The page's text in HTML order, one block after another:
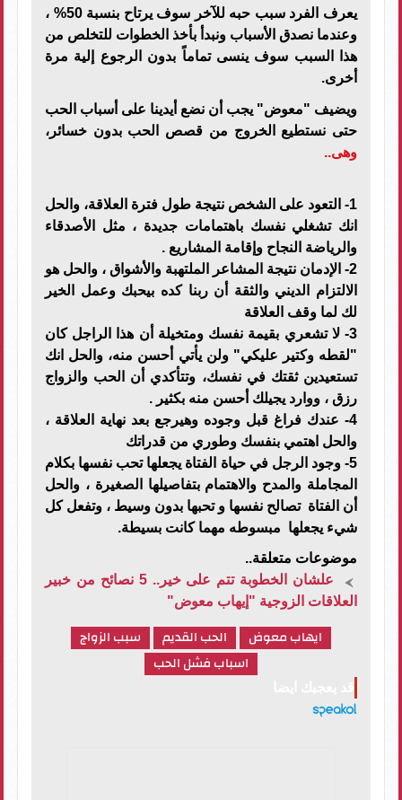
يعرف الفرد سبب حبه للآخر سوف يرتاح بنسبة 50% ،
وعندما نصدق الأسباب ونبدأ بأخذ الخطوات للتخلص من
هذا السبب سوف ينسى تماماً بدون الرجوع إلية مرة
أخرى.
ويضيف "معوض" يجب أن نضع أيدينا على أسباب الحب
حتى نستطيع الخروج من قصص الحب بدون خسائر،
وهى..
1- التعود على الشخص نتيجة طول فترة العلاقة، والحل
انك تشغلي نفسك باهتمامات جديدة ، مثل الأصدقاء
والرياضة النجاح وإقامة المشاريع .
2- الإدمان نتيجة المشاعر الملتهبة والأشواق ، والحل هو
الالتزام الديني والثقة أن ربنا كده بيحبك وعمل الخير
لك لما وقف العلاقة
3- لا تشعري بقيمة نفسك ومتخيلة أن هذا الراجل كان
"لقطه وكتير عليكي" ولن يأتي أحسن منه، والحل انك
تستعيدين ثقتك في نفسك، وتتأكدي أن الحب والزواج
رزق ، ووارد يجيلك أحسن منه بكثير .
4- عندك فراغ قبل وجوده وهيرجع بعد نهاية العلاقة ،
والحل اهتمي بنفسك وطوري من قدراتك
5- وجود الرجل في حياة الفتاة يجعلها تحب نفسها بكلام
المجاملة والمدح والاهتمام بتفاصيلها الصغيرة ، والحل
أن الفتاة تصالح نفسها و تحبها بدون وسيط ، وتفعل كل
شيء يجعلها مبسوطه مهما كانت بسيطة.
موضوعات متعلقة..
علشان الخطوبة تتم على خير.. 5 نصائح من خبير
العلاقات الزوجية "إيهاب معوض"
ايهاب معوض الحب القديم
سبب الزواج
اسباب فشل الحب